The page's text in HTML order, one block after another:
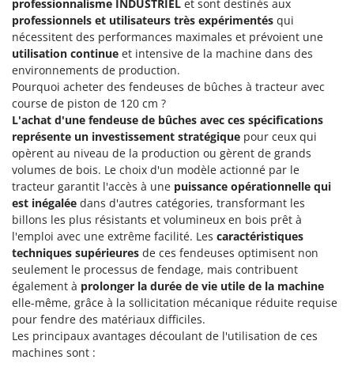
Vibroculteurs à tracteur
Macom
Macte Ovens
Makita
MAMMAMIA
Marcato
Marina Systems
Master
Mastercook
Masterpro
McCulloch
MCH
Michelin
Mille
Minox
Mockmill
professionnalisme INDUSTRIEL et sont destinés aux
professionnels et utilisateurs très expérimentés qui
nécessitent des performances maximales et prévoient une
utilisation continue et intensive de la machine dans des
environnements de production.
Pourquoi acheter des fendeuses de bûches à tracteur avec
course de piston de 120 cm ?
L'achat d'une fendeuse de bûches avec ces spécifications
représente un investissement stratégique pour ceux qui
opèrent au niveau de la production ou gèrent de grands
volumes de bois. Le choix d'un modèle actionné par le
tracteur garantit l'accès à une puissance opérationnelle qui
est inégalée dans d'autres catégories, transformant les
billons les plus résistants et volumineux en bois prêt à
l'emploi avec une extrême facilité. Les caractéristiques
techniques supérieures de ces fendeuses optimisent non
seulement le processus de fendage, mais contribuent
également à prolonger la durée de vie utile de la machine
elle-même, grâce à la sollicitation mécanique réduite requise
pour fendre des matériaux difficiles.
Les principaux avantages découlant de l'utilisation de ces
machines sont :